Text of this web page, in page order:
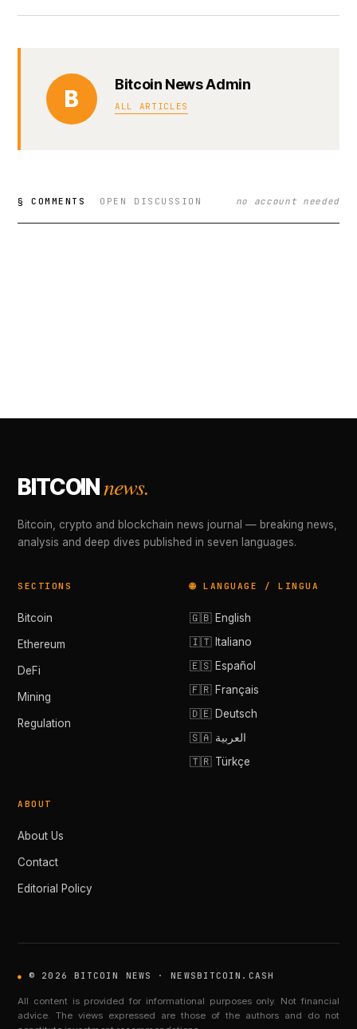
B
Bitcoin News Admin
ALL ARTICLES
§ COMMENTS OPEN DISCUSSION no account needed
BITCOINnews.
Bitcoin, crypto and blockchain news journal — breaking news,
analysis and deep dives published in seven languages.
SECTIONS
Bitcoin
Ethereum
DeFi
Mining
Regulation
🌐 LANGUAGE / LINGUA
🇬🇧 English
🇮🇹 Italiano
🇪🇸 Español
🇫🇷 Français
🇩🇪 Deutsch
🇸🇦 العربية
🇹🇷 Türkçe
ABOUT
About Us
Contact
Editorial Policy
© 2026 BITCOIN NEWS · NEWSBITCOIN.CASH
All content is provided for informational purposes only. Not financial
advice. The views expressed are those of the authors and do not